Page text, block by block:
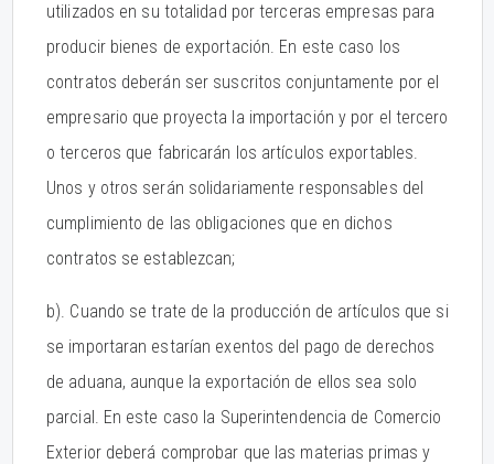
utilizados en su totalidad por terceras empresas para
producir bienes de exportación. En este caso los
contratos deberán ser suscritos conjuntamente por el
empresario que proyecta la importación y por el tercero
o terceros que fabricarán los artículos exportables.
Unos y otros serán solidariamente responsables del
cumplimiento de las obligaciones que en dichos
contratos se establezcan;
b). Cuando se trate de la producción de artículos que si
se importaran estarían exentos del pago de derechos
de aduana, aunque la exportación de ellos sea solo
parcial. En este caso la Superintendencia de Comercio
Exterior deberá comprobar que las materias primas y